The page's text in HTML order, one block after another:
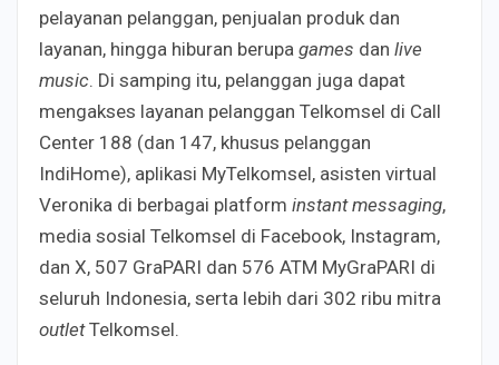
pelayanan pelanggan, penjualan produk dan
layanan, hingga hiburan berupa games dan live
music. Di samping itu, pelanggan juga dapat
mengakses layanan pelanggan Telkomsel di Call
Center 188 (dan 147, khusus pelanggan
IndiHome), aplikasi MyTelkomsel, asisten virtual
Veronika di berbagai platform instant messaging,
media sosial Telkomsel di Facebook, Instagram,
dan X, 507 GraPARI dan 576 ATM MyGraPARI di
seluruh Indonesia, serta lebih dari 302 ribu mitra
outletTelkomsel.